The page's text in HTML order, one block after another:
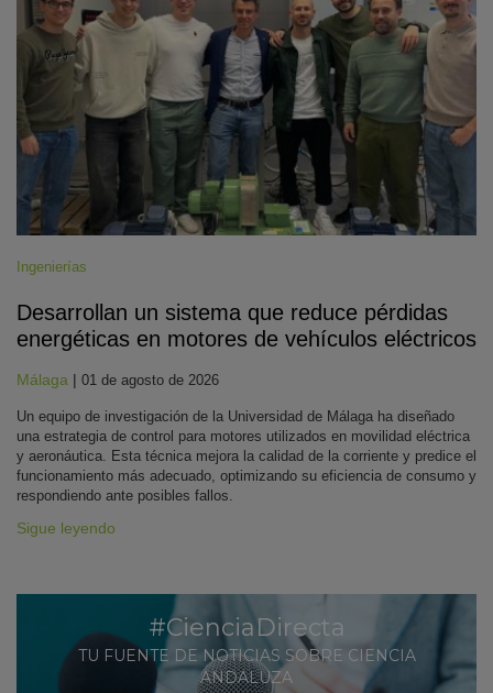
Ingenierías
Desarrollan un sistema que reduce pérdidas
energéticas en motores de vehículos eléctricos
Málaga | 01 de agosto de 2026
Un equipo de investigación de la Universidad de Málaga ha diseñado
una estrategia de control para motores utilizados en movilidad eléctrica
y aeronáutica. Esta técnica mejora la calidad de la corriente y predice el
funcionamiento más adecuado, optimizando su eficiencia de consumo y
respondiendo ante posibles fallos.
Sigue leyendo
#CienciaDirecta
TU FUENTE DE NOTICIAS SOBRE CIENCIA
ANDALUZA